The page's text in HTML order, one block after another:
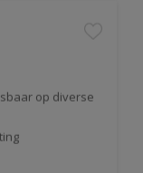
op diverse